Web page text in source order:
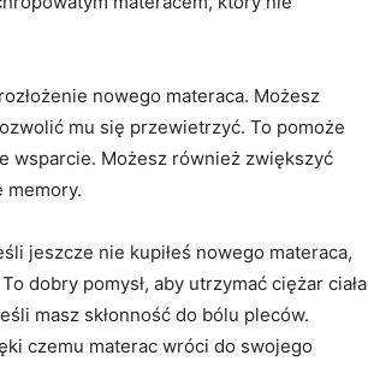
nowego materaca. Możesz
mu się przewietrzyć. To pomoże
wsparcie. Możesz również zwiększyć
memory.
jeszcze nie kupiłeś nowego materaca,
dobry pomysł, aby utrzymać ciężar ciała
masz skłonność do bólu pleców.
czemu materac wróci do swojego